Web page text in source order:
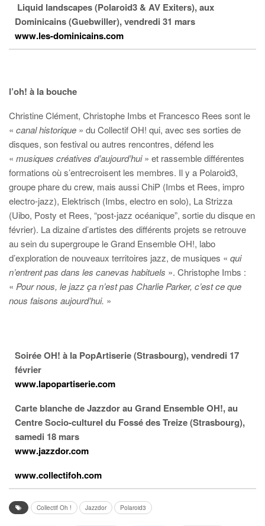
Liquid landscapes (Polaroid3 & AV Exiters), aux
Dominicains (Guebwiller), vendredi 31 mars
www.les-dominicains.com
l’oh! à la bouche
Christine Clément, Christophe Imbs et Francesco Rees sont le
« canal historique » du Collectif OH! qui, avec ses sorties de
disques, son festival ou autres rencontres, défend les
« musiques créatives d’aujourd’hui» et rassemble différentes
formations où s’entrecroisent les membres. Il y a Polaroid3,
groupe phare du crew, mais aussi ChiP (Imbs et Rees, impro
electro-jazz), Elektrisch (Imbs, electro en solo), La Strizza
(Uibo, Posty et Rees, “post-jazz océanique”, sortie du disque en
février). La dizaine d’artistes des différents projets se retrouve
au sein du supergroupe le Grand Ensemble OH!, labo
d’exploration de nouveaux territoires jazz, de musiques « qui
n’entrent pas dans les canevas habituels ». Christophe Imbs :
« Pour nous, le jazz ça n’est pas Charlie Parker, c’est ce que
nous faisons aujourd’hui. »
Soirée OH! à la PopArtiserie (Strasbourg), vendredi 17
février
www.lapopartiserie.com
Carte blanche de Jazzdor au Grand Ensemble OH!, au
Centre Socio-culturel du Fossé des Treize (Strasbourg),
samedi 18 mars
www.jazzdor.com
www.collectifoh.com
Collectif Oh ! Jazzdor Polaroid3